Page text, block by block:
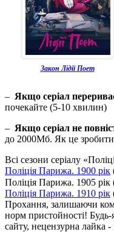
Закон Лідії Поет
– Якщо серіал
почекайте (5-10 хвилин)
– Якщо серіал не
до 2000Мб. Як це
Всі сезони серіалу
Поліція Парижа. 1900 рік
Поліція Парижа. 1905 рік
Поліція Парижа. 1910 рік
Прохання, залишаючи
норм пристойності! Будь-
сайту, нецензурна лайка